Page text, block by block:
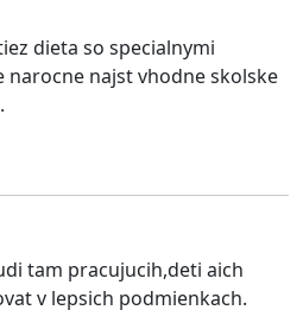
dieta so specialnymi
narocne najst vhodne skolske
tam pracujucih,deti aich
v lepsich podmienkach.